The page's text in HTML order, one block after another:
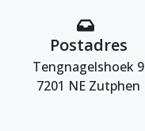
Postadres
Tengnagelshoek 9
7201 NE Zutphen